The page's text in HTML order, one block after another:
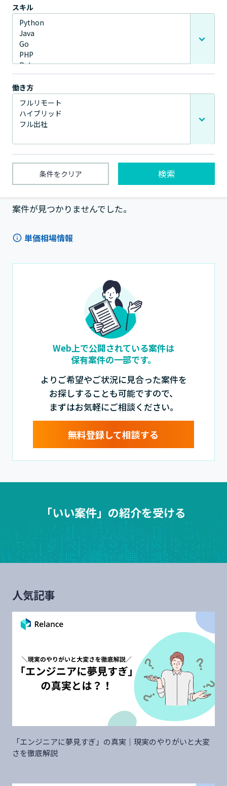
スキル
働き方
条件をクリア 検索
1〜0件 / 全0件
案件が見つかりませんでした。
単価相場情報
Web上で公開されている案件は
保有案件の一部です。
よりご希望やご状況に見合った案件を
お探しすることも可能ですので、
まずはお気軽にご相談ください。
無料登録して相談する
「いい案件」の紹介を受ける
人気記事
「エンジニアに夢見すぎ」の真実｜現実のやりがいと大変
さを徹底解説